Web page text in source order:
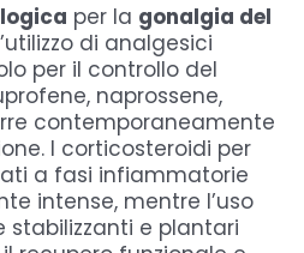
per la gonalgia del
di analgesici
per il controllo del
naprossene,
contemporaneamente
I corticosteroidi per
a fasi infiammatorie
intense, mentre l’uso
stabilizzanti e plantari